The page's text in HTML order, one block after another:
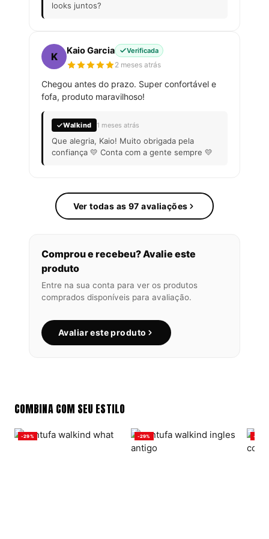
looks juntos?
K
Kaio Garcia Verificada
2 meses atrás
Chegou antes do prazo. Super confortável e
fofa, produto maravilhoso!
Walkind 1 meses atrás
Que alegria, Kaio! Muito obrigada pela
confiança 💛 Conta com a gente sempre 💛
Ver todas as 97 avaliações
Comprou e recebeu? Avalie este
produto
Entre na sua conta para ver os produtos
comprados disponíveis para avaliação.
Avaliar este produto
COMBINA COM SEU ESTILO
-29% -29% -29%